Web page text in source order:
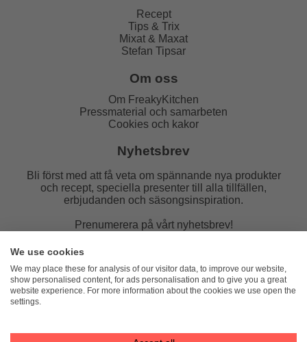
Recept
Tips & Trix
Mixat & Maxat
Stefan Tipsar
Om oss
Om FreakyKitchen
Pressmaterial och samarbeten
Cookies och kakor
Nyhetsbrev
Bli först med att få veta om spännande nya produkter
och recept, speciella presenter till alla tillfällen,
erbjudanden och säsongsinspiration.
Prenumerera på vårt nyhetsbrev!
E-post:
We use cookies
We may place these for analysis of our visitor data, to improve our website,
show personalised content, for ads personalisation and to give you a great
website experience. For more information about the cookies we use open the
settings.